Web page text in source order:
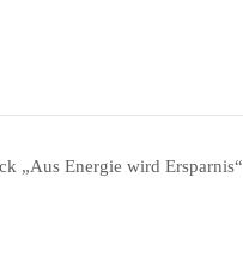
„Aus Energie wird Ersparnis“